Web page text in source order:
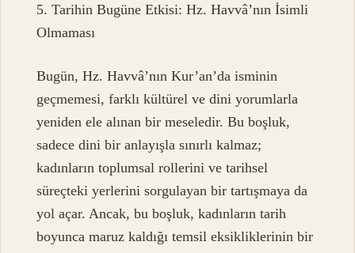
5. Tarihin Bugüne Etkisi: Hz. Havvâ’nın İsimli
Olmaması
Bugün, Hz. Havvâ’nın Kur’an’da isminin
geçmemesi, farklı kültürel ve dini yorumlarla
yeniden ele alınan bir meseledir. Bu boşluk,
sadece dini bir anlayışla sınırlı kalmaz;
kadınların toplumsal rollerini ve tarihsel
süreçteki yerlerini sorgulayan bir tartışmaya da
yol açar. Ancak, bu boşluk, kadınların tarih
boyunca maruz kaldığı temsil eksikliklerinin bir